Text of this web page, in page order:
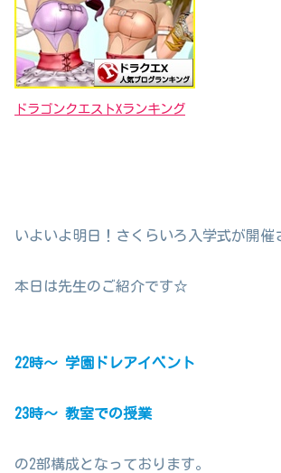
ドラゴンクエストXランキング
いよいよ明日！さくらいろ入学式が開催
本日は先生のご紹介です☆
22時～ 学園ドレアイベント
23時～ 教室での授業
の2部構成となっております。